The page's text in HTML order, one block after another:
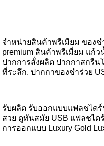
จำหน่ายสินค้าพรีเมียม ของ
premium สินค้าพรีเมี่ยม แก้
ปากการสั่งผลิต ปากกาสกรี
ที่ระลึก. ปากกาของชำร่วย
รับผลิต รับออกแบบแฟลชได
สวย ดูทันสมัย USB แฟลชได
การออกแบบ Luxury Gold